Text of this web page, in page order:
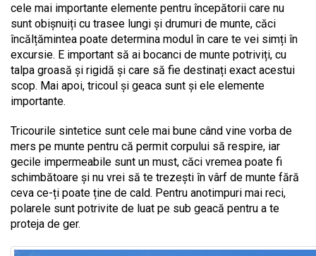
cele mai importante elemente pentru începătorii care nu
sunt obișnuiți cu trasee lungi și drumuri de munte, căci
încălțămintea poate determina modul în care te vei simți în
excursie. E important să ai bocanci de munte potriviți, cu
talpa groasă și rigidă și care să fie destinați exact acestui
scop. Mai apoi, tricoul și geaca sunt și ele elemente
importante.
Tricourile sintetice sunt cele mai bune când vine vorba de
mers pe munte pentru că permit corpului să respire, iar
gecile impermeabile sunt un must, căci vremea poate fi
schimbătoare și nu vrei să te trezești în vârf de munte fără
ceva ce-ți poate ține de cald. Pentru anotimpuri mai reci,
polarele sunt potrivite de luat pe sub geacă pentru a te
proteja de ger.